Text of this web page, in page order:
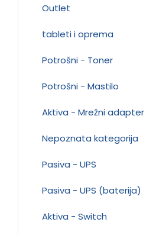
Outlet
tableti i oprema
Potrošni - Toner
Potrošni - Mastilo
Aktiva - Mrežni adapter
Nepoznata kategorija
Pasiva - UPS
Pasiva - UPS (baterija)
Aktiva - Switch